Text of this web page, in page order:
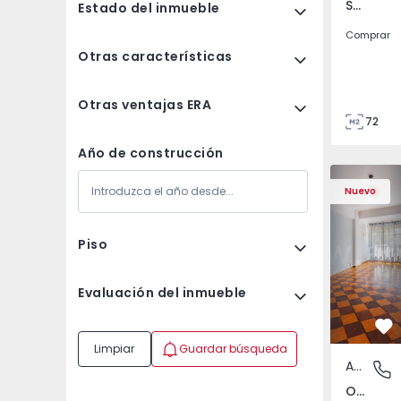
Estado del inmueble
Otras características
Otras ventajas ERA
Año de construcción
Piso
Evaluación del inmueble
Limpiar Guardar búsqueda
São Tomé do Castelo e Justes, Vila Real
Comprar
72
Nuevo
Apartamento T5
Olivais,
Apartamento
Olivais, Lisboa